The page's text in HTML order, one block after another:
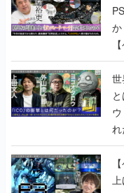
上
ゲームの企画書の記事一覧